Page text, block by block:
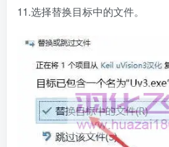
11.选择替换目标中的文件。